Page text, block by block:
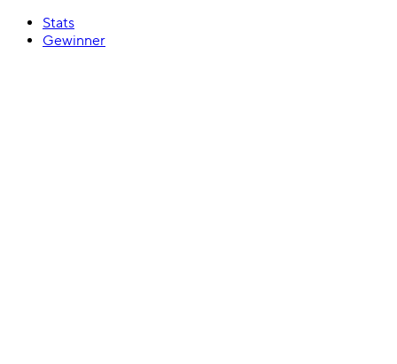
Stats
Gewinner